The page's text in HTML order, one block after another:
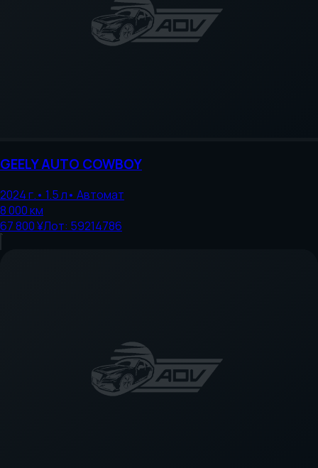
GEELY AUTO COWBOY
2024г.• 1.5л• Автомат
8 000км
67 800 ¥Лот: 59214786